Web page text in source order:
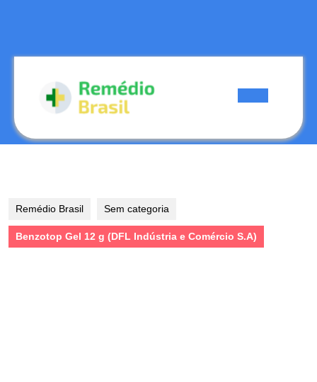
Remédio Brasil Sem categoria
Benzotop Gel 12 g (DFL Indústria e Comércio S.A)